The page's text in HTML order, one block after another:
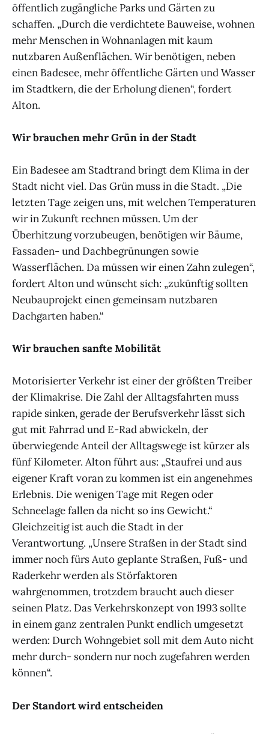
öffentlich zugängliche Parks und Gärten zu
schaffen. „Durch die verdichtete Bauweise, wohnen
mehr Menschen in Wohnanlagen mit kaum
nutzbaren Außenflächen. Wir benötigen, neben
einen Badesee, mehr öffentliche Gärten und Wasser
im Stadtkern, die der Erholung dienen“, fordert
Alton.
Wir brauchen mehr Grün in der Stadt
Ein Badesee am Stadtrand bringt dem Klima in der
Stadt nicht viel. Das Grün muss in die Stadt. „Die
letzten Tage zeigen uns, mit welchen Temperaturen
wir in Zukunft rechnen müssen. Um der
Überhitzung vorzubeugen, benötigen wir Bäume,
Fassaden- und Dachbegrünungen sowie
Wasserflächen. Da müssen wir einen Zahn zulegen“,
fordert Alton und wünscht sich: „zukünftig sollten
Neubauprojekt einen gemeinsam nutzbaren
Dachgarten haben.“
Wir brauchen sanfte Mobilität
Motorisierter Verkehr ist einer der größten Treiber
der Klimakrise. Die Zahl der Alltagsfahrten muss
rapide sinken, gerade der Berufsverkehr lässt sich
gut mit Fahrrad und E-Rad abwickeln, der
überwiegende Anteil der Alltagswege ist kürzer als
fünf Kilometer. Alton führt aus: „Staufrei und aus
eigener Kraft voran zu kommen ist ein angenehmes
Erlebnis. Die wenigen Tage mit Regen oder
Schneelage fallen da nicht so ins Gewicht.“
Gleichzeitig ist auch die Stadt in der
Verantwortung. „Unsere Straßen in der Stadt sind
immer noch fürs Auto geplante Straßen, Fuß- und
Raderkehr werden als Störfaktoren
wahrgenommen, trotzdem braucht auch dieser
seinen Platz. Das Verkehrskonzept von 1993 sollte
in einem ganz zentralen Punkt endlich umgesetzt
werden: Durch Wohngebiet soll mit dem Auto nicht
mehr durch- sondern nur noch zugefahren werden
können“.
Der Standort wird entscheiden